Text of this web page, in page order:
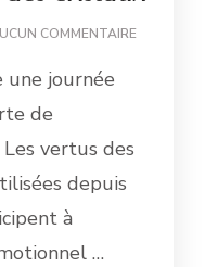
COMMENTAIRELE
une journée
de
vertus des
depuis
à
…